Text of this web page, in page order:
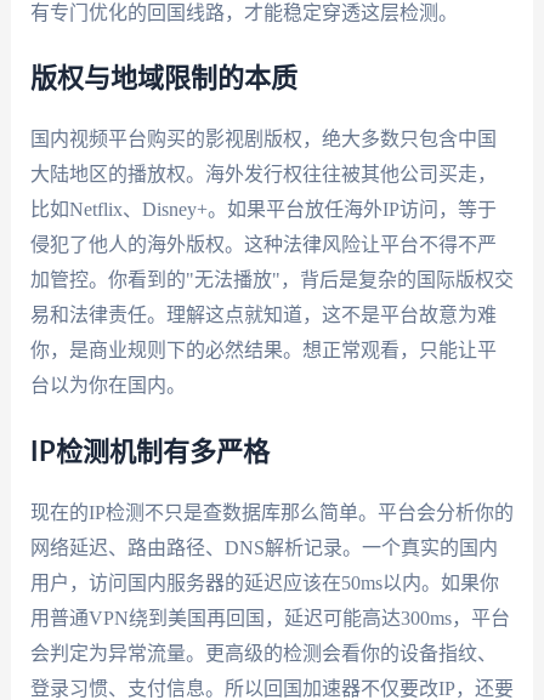
有专门优化的回国线路，才能稳定穿透这层检测。
版权与地域限制的本质
国内视频平台购买的影视剧版权，绝大多数只包含中国
大陆地区的播放权。海外发行权往往被其他公司买走，
比如Netflix、Disney+。如果平台放任海外IP访问，等于
侵犯了他人的海外版权。这种法律风险让平台不得不严
加管控。你看到的"无法播放"，背后是复杂的国际版权交
易和法律责任。理解这点就知道，这不是平台故意为难
你，是商业规则下的必然结果。想正常观看，只能让平
台以为你在国内。
IP检测机制有多严格
现在的IP检测不只是查数据库那么简单。平台会分析你的
网络延迟、路由路径、DNS解析记录。一个真实的国内
用户，访问国内服务器的延迟应该在50ms以内。如果你
用普通VPN绕到美国再回国，延迟可能高达300ms，平台
会判定为异常流量。更高级的检测会看你的设备指纹、
登录习惯、支付信息。所以回国加速器不仅要改IP，还要